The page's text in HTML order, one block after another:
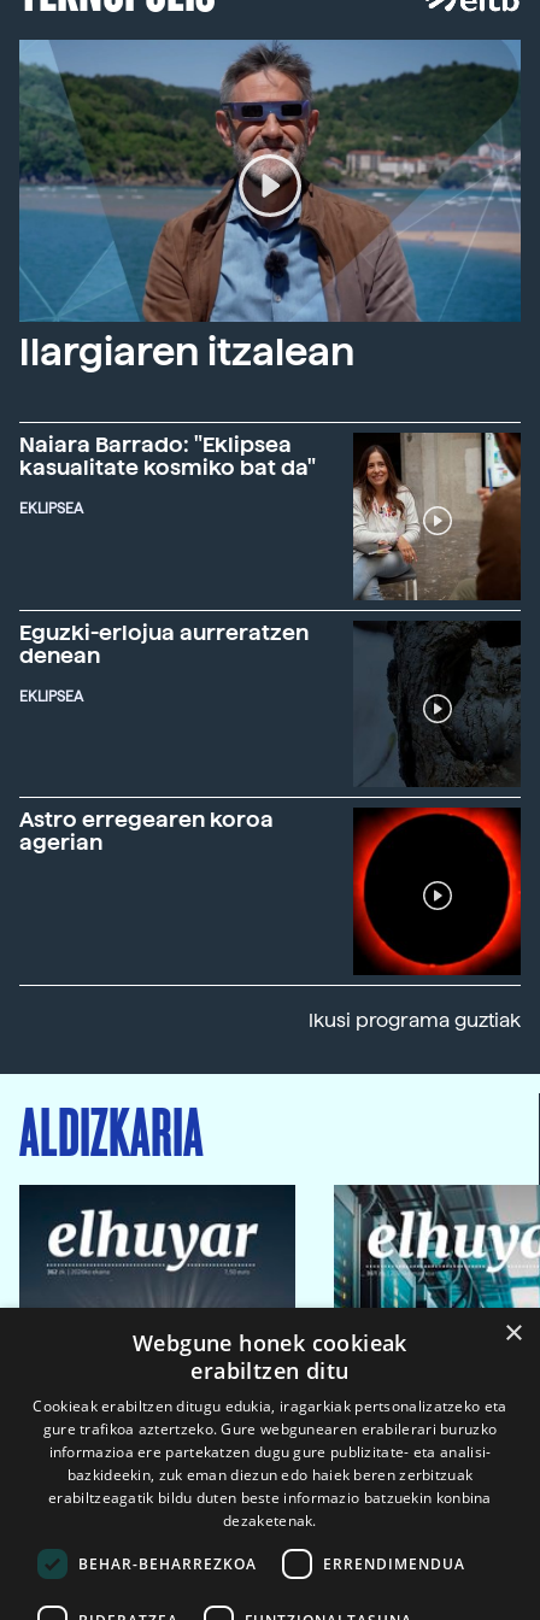
Ilargiaren itzalean
Naiara Barrado: "Eklipsea
kasualitate kosmiko bat da"
EKLIPSEA
Eguzki-erlojua aurreratzen
denean
EKLIPSEA
Astro erregearen koroa
agerian
Ikusi programa guztiak
ALDIZKARIA
×
Webgune honek cookieak
erabiltzen ditu
Cookieak erabiltzen ditugu edukia, iragarkiak pertsonalizatzeko eta
gure trafikoa aztertzeko. Gure webgunearen erabilerari buruzko
informazioa ere partekatzen dugu gure publizitate- eta analisi-
bazkideekin, zuk eman diezun edo haiek beren zerbitzuak
erabiltzeagatik bildu duten beste informazio batzuekin konbina
dezaketenak.
BEHAR-BEHARREZKOA ERRENDIMENDUA